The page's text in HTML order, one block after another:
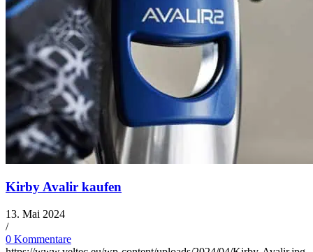
Kirby Avalir kaufen
13. Mai 2024
/
0 Kommentare